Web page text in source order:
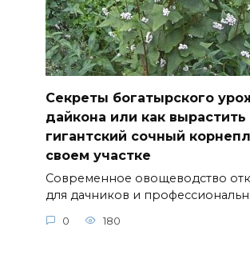
Секреты богатырского
дайкона или как вырастить
гигантский сочный
своем участке
Современное овощеводство
для дачников и
0 180